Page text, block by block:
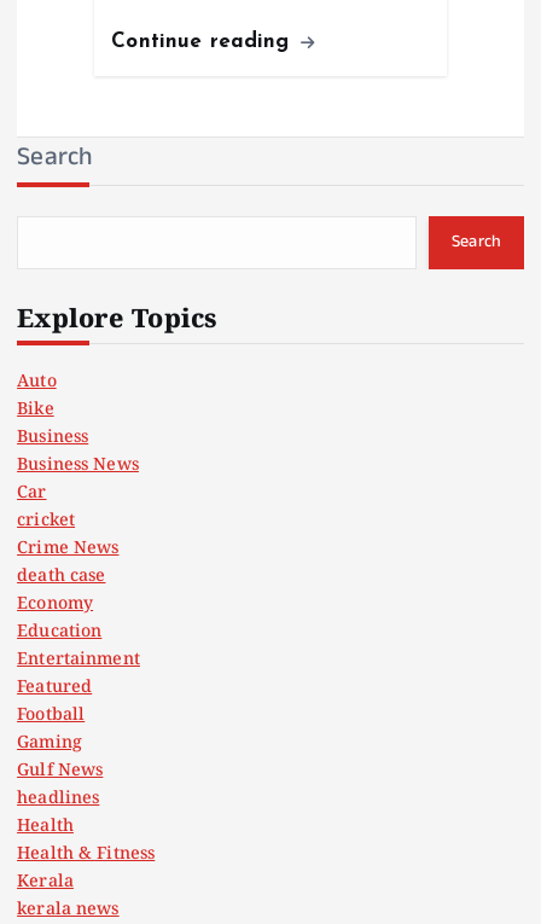
Continue reading
Search
Search
Explore Topics
Auto
Bike
Business
Business News
Car
cricket
Crime News
death case
Economy
Education
Entertainment
Featured
Football
Gaming
Gulf News
headlines
Health
Health & Fitness
Kerala
kerala news